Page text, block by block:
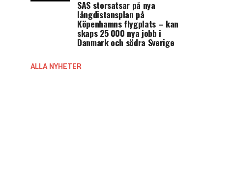
SAS storsatsar på nya
långdistansplan på
Köpenhamns flygplats – kan
skaps 25 000 nya jobb i
Danmark och södra Sverige
ALLA NYHETER